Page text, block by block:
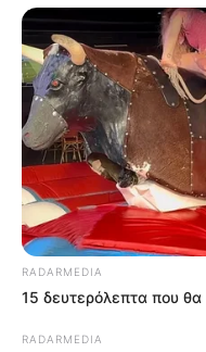
RADARMEDIA
15 δευτερόλεπτα που
RADARMEDIA